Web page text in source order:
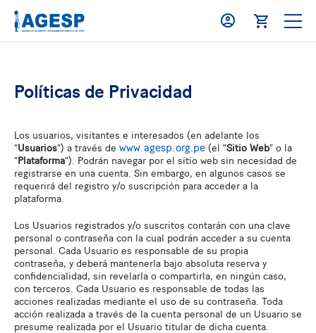
Políticas de Privacidad
Los usuarios, visitantes e interesados (en adelante los
“Usuarios”) a través de www.agesp.org.pe (el “Sitio Web” o la
“Plataforma”). Podrán navegar por el sitio web sin necesidad de
registrarse en una cuenta. Sin embargo, en algunos casos se
requerirá del registro y/o suscripción para acceder a la
plataforma.
Los Usuarios registrados y/o suscritos contarán con una clave
personal o contraseña con la cual podrán acceder a su cuenta
personal. Cada Usuario es responsable de su propia
contraseña, y deberá mantenerla bajo absoluta reserva y
confidencialidad, sin revelarla o compartirla, en ningún caso,
con terceros. Cada Usuario es responsable de todas las
acciones realizadas mediante el uso de su contraseña. Toda
acción realizada a través de la cuenta personal de un Usuario se
presume realizada por el Usuario titular de dicha cuenta.